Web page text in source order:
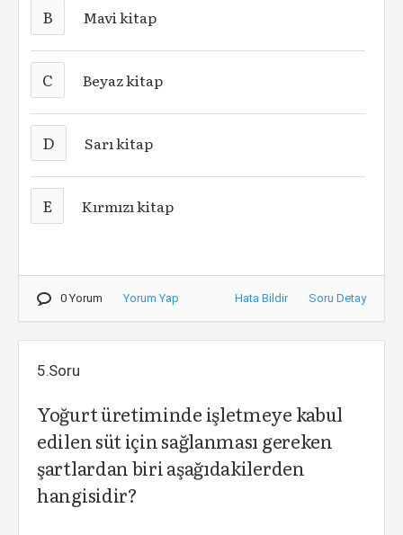
B Mavi kitap
C Beyaz kitap
D Sarı kitap
E Kırmızı kitap
0 Yorum Yorum Yap Hata Bildir Soru Detay
5.Soru
Yoğurt üretiminde işletmeye kabul
edilen süt için sağlanması gereken
şartlardan biri aşağıdakilerden
hangisidir?